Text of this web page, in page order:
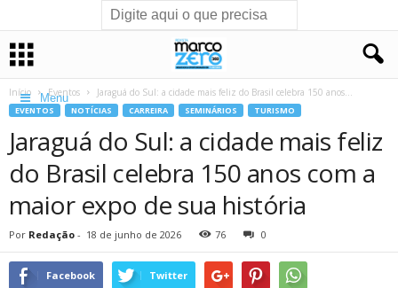
Menu
Início Eventos Jaraguá do Sul: a cidade mais feliz do Brasil celebra 150 anos...
EVENTOS NOTÍCIAS CARREIRA SEMINÁRIOS TURISMO
Jaraguá do Sul: a cidade mais feliz
do Brasil celebra 150 anos com a
maior expo de sua história
Por Redação - 18 de junho de 2026 76 0
Facebook Twitter